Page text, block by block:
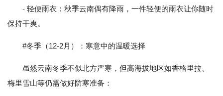
- 轻便雨衣：秋季云南偶有降雨，一件轻便的雨衣让你随时
保持干爽。
#冬季（12-2月）：寒意中的温暖选择
虽然云南冬季不似北方严寒，但高海拔地区如香格里拉、
梅里雪山等仍需做好防寒准备：